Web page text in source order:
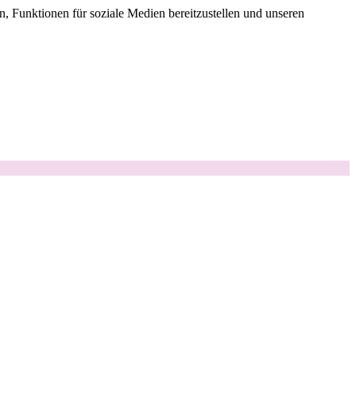
Funktionen für soziale Medien bereitzustellen und unseren